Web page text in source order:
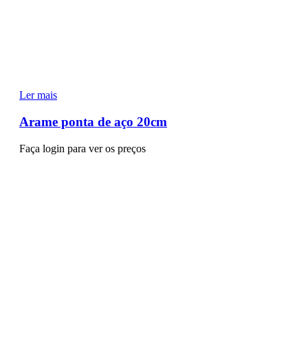
Ler mais
Arame ponta de aço 20cm
Faça login para ver os preços